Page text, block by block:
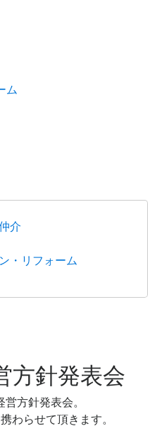
ム
介
・リフォーム
針発表会
方針発表会。
わらせて頂きます。